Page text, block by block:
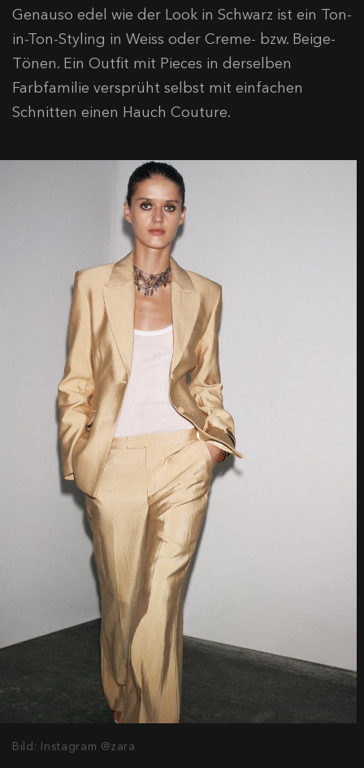
Genauso edel wie der Look in Schwarz ist ein Ton-
in-Ton-Styling in Weiss oder Creme- bzw. Beige-
Tönen. Ein Outfit mit Pieces in derselben
Farbfamilie versprüht selbst mit einfachen
Schnitten einen Hauch Couture.
Bild: Instagram @zara